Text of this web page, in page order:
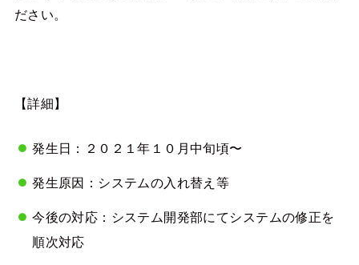
ださい。
【詳細】
発生日：２０２１年１０月中旬頃〜
発生原因：システムの入れ替え等
今後の対応：システム開発部にてシステムの修正を
順次対応